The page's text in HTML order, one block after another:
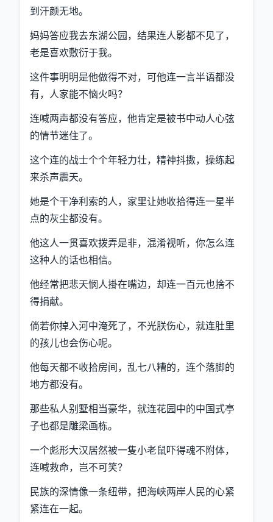
到汗颜无地。
妈妈答应我去东湖公园，结果连人影都不见了，
老是喜欢敷衍于我。
这件事明明是他做得不对，可他连一言半语都没
有，人家能不恼火吗？
连喊两声都没有答应，他肯定是被书中动人心弦
的情节迷住了。
这个连的战士个个年轻力壮，精神抖擞，操练起
来杀声震天。
她是个干净利索的人，家里让她收拾得连一星半
点的灰尘都没有。
他这人一贯喜欢拨弄是非，混淆视听，你怎么连
这种人的话也相信。
他经常把悲天悯人掛在嘴边，却连一百元也捨不
得捐献。
倘若你掉入河中淹死了，不光朕伤心，就连肚里
的孩儿也会伤心呢。
他每天都不收拾房间，乱七八糟的，连个落脚的
地方都没有。
那些私人别墅相当豪华，就连花园中的中国式亭
子也都是雕梁画栋。
一个彪形大汉居然被一隻小老鼠吓得魂不附体，
连喊救命，岂不可笑？
民族的深情像一条纽带，把海峡两岸人民的心紧
紧连在一起。